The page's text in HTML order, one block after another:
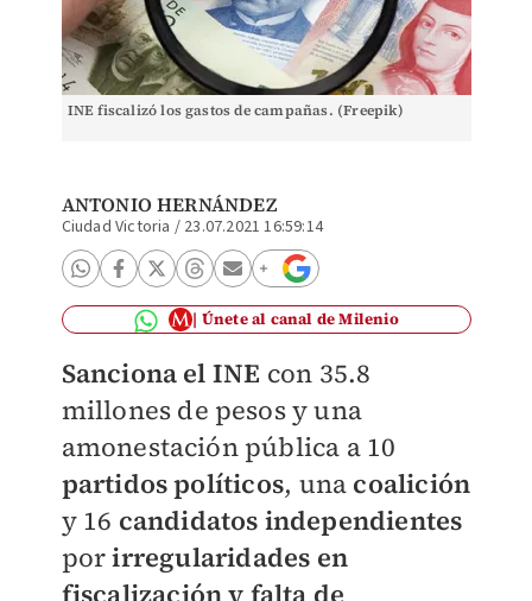
INE fiscalizó los gastos de campañas. (Freepik)
ANTONIO HERNÁNDEZ
Ciudad Victoria / 23.07.2021 16:59:14
Únete al canal de Milenio
Sanciona el INE con 35.8
millones de pesos y una
amonestación pública a 10
partidos políticos, una coalición
y 16 candidatos independientes
porirregularidades en
fiscalización y falta de